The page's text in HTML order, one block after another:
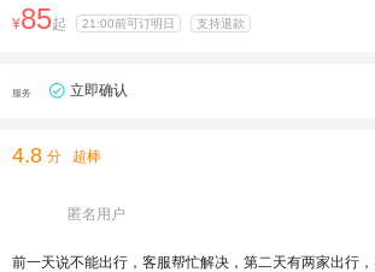
¥85起 21:00前可订明日 支持退款
服务 立即确认
4.8 分 超棒
匿名用户
前一天说不能出行，客服帮忙解决，第二天有两家出行